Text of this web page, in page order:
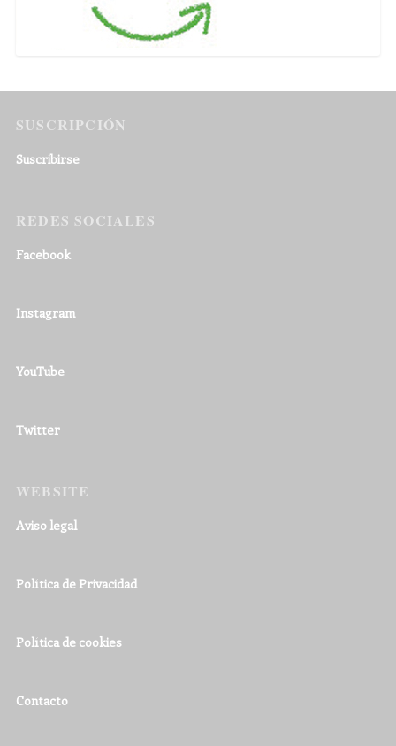
SUSCRIPCIÓN
Suscribirse
REDES SOCIALES
Facebook
Instagram
YouTube
Twitter
WEBSITE
Aviso legal
Política de Privacidad
Política de cookies
Contacto